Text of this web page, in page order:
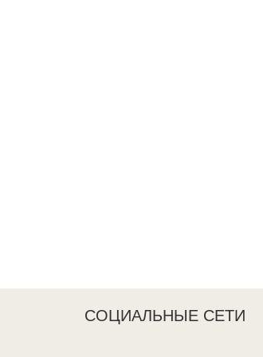
СОЦИАЛЬНЫЕ СЕТИ